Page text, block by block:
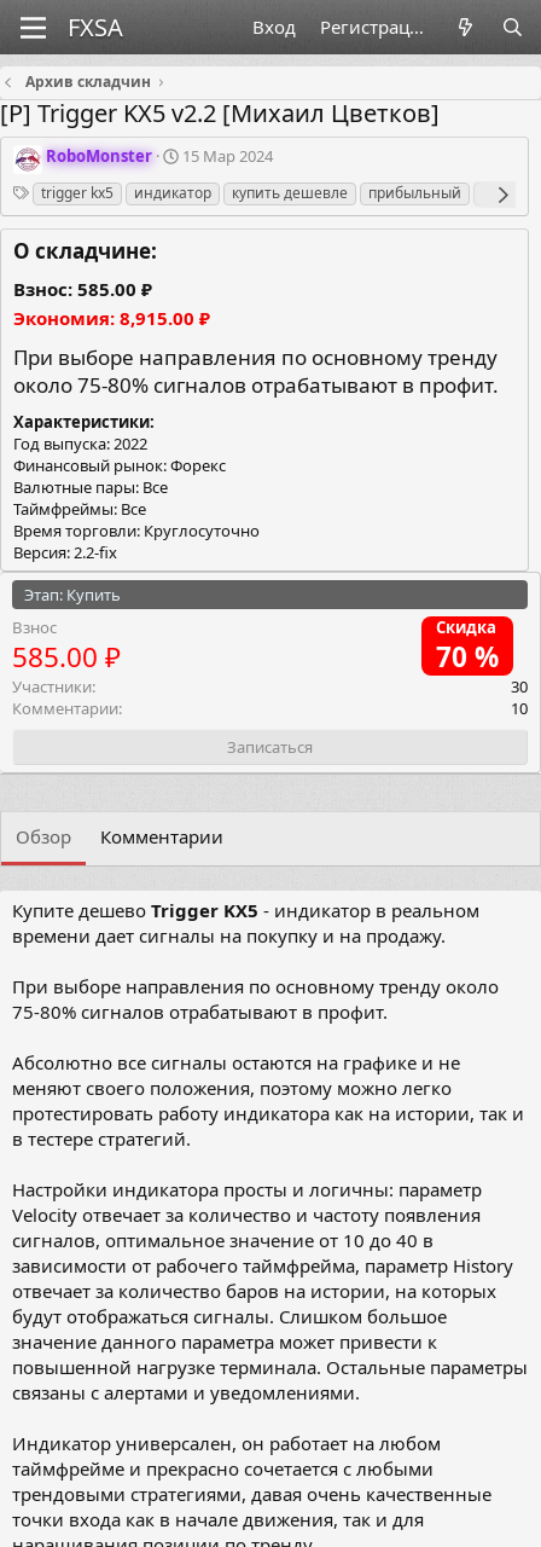
Вход Регистрация
Архив складчин
[P] Trigger KX5 v2.2 [Михаил Цветков]
О
г
а
н
и
з
т
о
RoboMonster
Д
т
а
а
н
я
15 Мар 2024
Теги
trigger kx5 индикатор купить дешевле прибыльный форекс
О складчине:
Взнос 585.00 ₽
Экономия 8,915.00 ₽
При выборе направления по основному тренду
около 75-80% сигналов отрабатывают в профит.
Характеристики
Год выпуска: 2022
Финансовый рынок: Форекс
Валютные пары: Все
Таймфреймы: Все
Время торговли: Круглосуточно
Версия: 2.2-fix
Этап: Купить
Взнос
585.00 ₽
Скидка
70 %
Участники
30
Комментарии
10
Записаться
Обзор Комментарии
Купите дешево Trigger KX5 - индикатор в реальном
времени дает сигналы на покупку и на продажу.
При выборе направления по основному тренду около
75-80% сигналов отрабатывают в профит.
Абсолютно все сигналы остаются на графике и не
меняют своего положения, поэтому можно легко
протестировать работу индикатора как на истории, так и
в тестере стратегий.
Настройки индикатора просты и логичны: параметр
Velocity отвечает за количество и частоту появления
сигналов, оптимальное значение от 10 до 40 в
зависимости от рабочего таймфрейма, параметр History
отвечает за количество баров на истории, на которых
будут отображаться сигналы. Слишком большое
значение данного параметра может привести к
повышенной нагрузке терминала. Остальные параметры
связаны с алертами и уведомлениями.
Индикатор универсален, он работает на любом
таймфрейме и прекрасно сочетается с любыми
трендовыми стратегиями, давая очень качественные
точки входа как в начале движения, так и для